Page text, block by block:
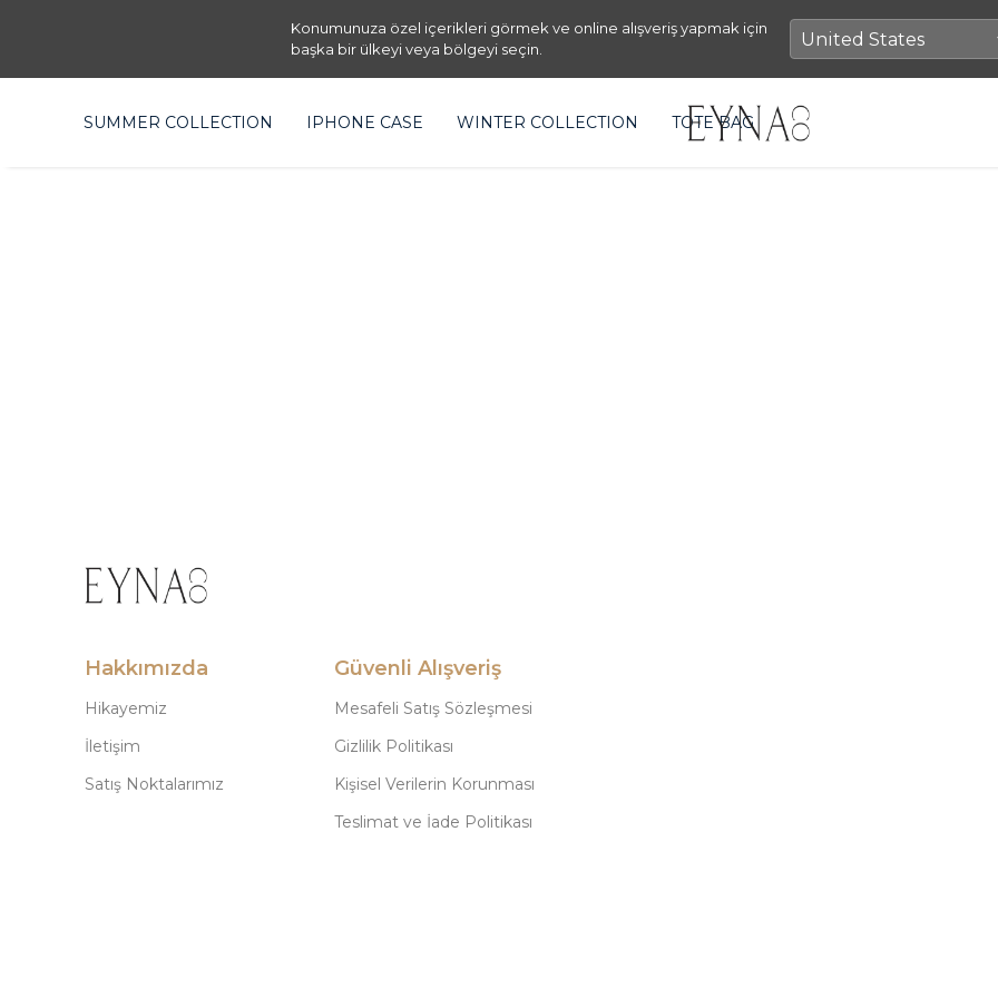
Konumunuza özel içerikleri görmek ve online alışveriş yapmak için
başka bir ülkeyi veya bölgeyi seçin.
SUMMER COLLECTION IPHONE CASE WINTER COLLECTION TOTE BAG
Hakkımızda
Hikayemiz
İletişim
Satış Noktalarımız
Güvenli Alışveriş
Mesafeli Satış Sözleşmesi
Gizlilik Politikası
Kişisel Verilerin Korunması
Teslimat ve İade Politikası